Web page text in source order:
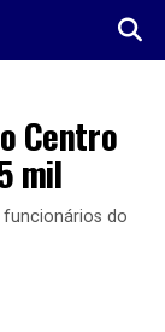
Centro
mil
do